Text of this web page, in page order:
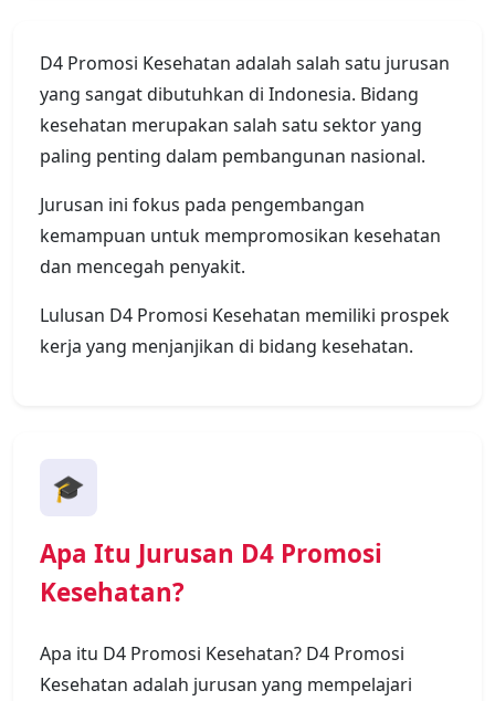
D4 Promosi Kesehatan adalah salah satu jurusan
yang sangat dibutuhkan di Indonesia. Bidang
kesehatan merupakan salah satu sektor yang
paling penting dalam pembangunan nasional.
Jurusan ini fokus pada pengembangan
kemampuan untuk mempromosikan kesehatan
dan mencegah penyakit.
Lulusan D4 Promosi Kesehatan memiliki prospek
kerja yang menjanjikan di bidang kesehatan.
🎓
Apa Itu Jurusan D4 Promosi
Kesehatan?
Apa itu D4 Promosi Kesehatan? D4 Promosi
Kesehatan adalah jurusan yang mempelajari